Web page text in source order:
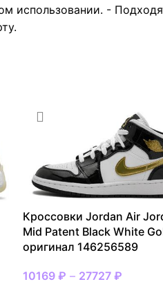
использовании. -
Кроссовки Jordan Air
Mid Patent Black White
оригинал 146256589
10169 ₽ – 27727 ₽